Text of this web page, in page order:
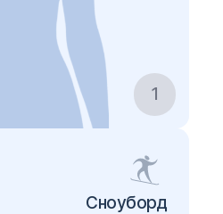
1
Сноуборд